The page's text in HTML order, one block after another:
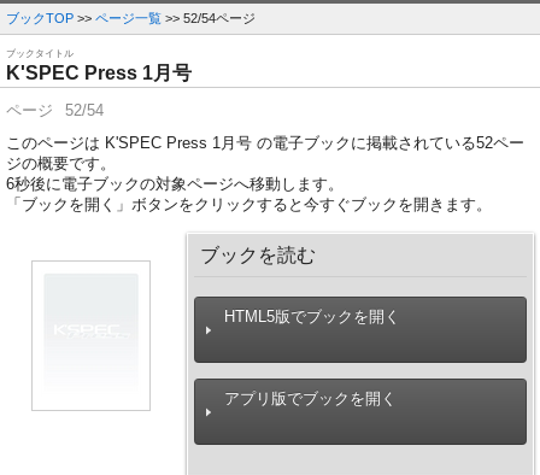
ブックTOP >> ページ一覧 >> 52/54ページ
ブックタイトル
K'SPEC Press 1月号
ページ
52/54
このページは K'SPEC Press 1月号 の電子ブックに掲載されている52ペー
ジの概要です。
6秒後に電子ブックの対象ページへ移動します。
「ブックを開く」ボタンをクリックすると今すぐブックを開きます。
ブックを読む
HTML5版でブックを開く
アプリ版でブックを開く